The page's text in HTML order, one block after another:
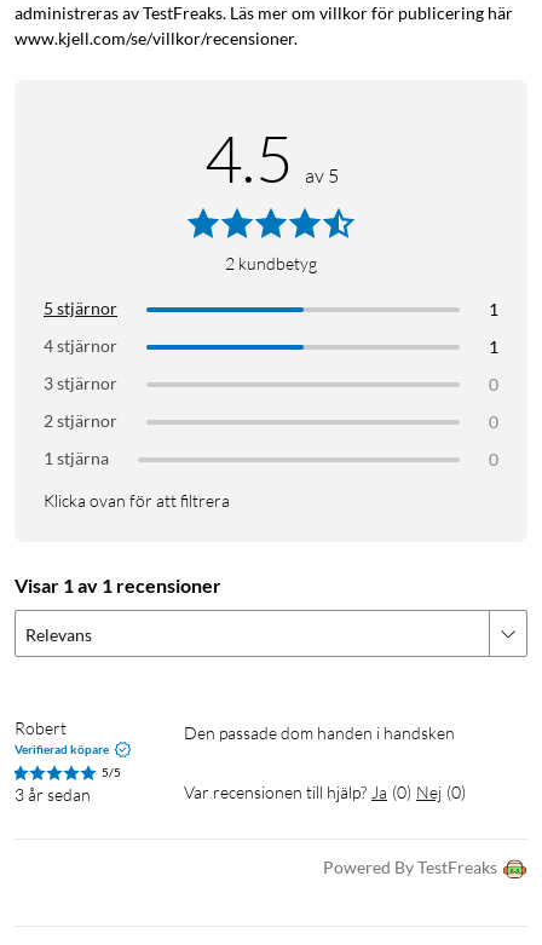
administreras av TestFreaks. Läs mer om villkor för publicering här
www.kjell.com/se/villkor/recensioner.
4.5 av 5
2 kundbetyg
5 stjärnor
1
4 stjärnor
1
3 stjärnor
0
2 stjärnor
0
1 stjärna
0
Klicka ovan för att filtrera
Visar 1 av 1 recensioner
Relevans
Robert
Verifierad köpare
5/5
3 år sedan
Den passade dom handen i handsken
Var recensionen till hjälp? Ja (0) Nej (0)
Powered By TestFreaks